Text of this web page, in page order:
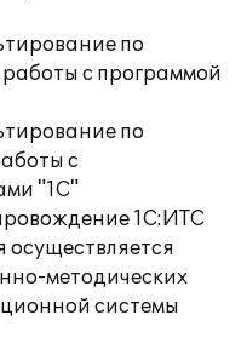
по
с программой
по
с
"1С"
1С:ИТС
осуществляется
методических
системы